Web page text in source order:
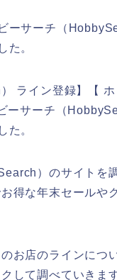
ーサーチ（
た。
ライン登録】【
ーサーチ（
た。
）のサイトを
得な年末セールや
お店のラインにつ
して調べていきま